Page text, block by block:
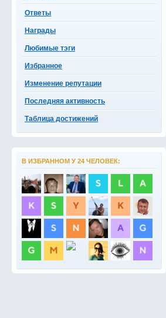
Ответы
Награды
Любимые тэги
Избранное
Изменение репутации
Последняя активность
Таблица достижений
В ИЗБРАННОМ У 24 ЧЕЛОВЕК: